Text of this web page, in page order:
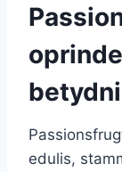
edulis,